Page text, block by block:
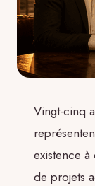
Vingt-cinq
existence
de projets